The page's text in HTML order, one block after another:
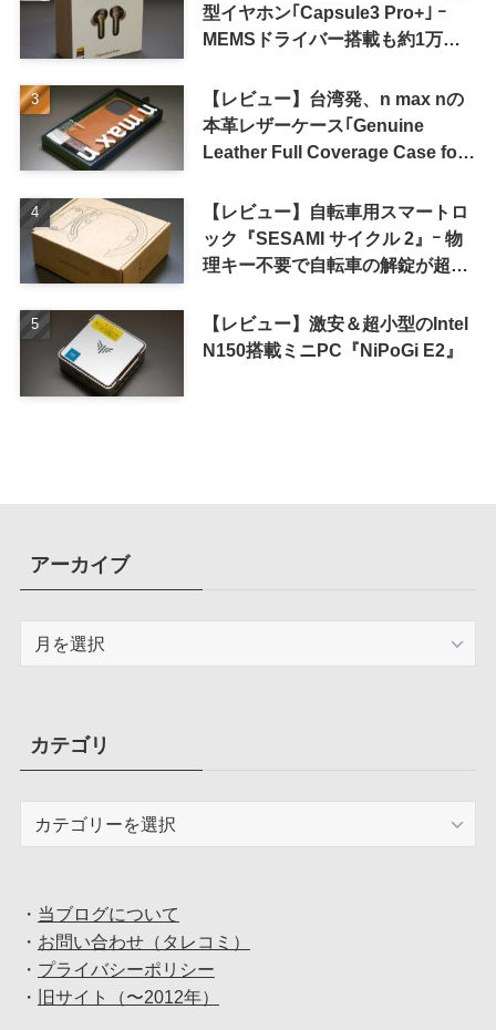
型イヤホン｢Capsule3 Pro+｣ ｰ
MEMSドライバー搭載も約1万円
【レビュー】台湾発、n max nの
本革レザーケース｢Genuine
Leather Full Coverage Case for
【レビュー】自転車用スマートロ
ック『SESAMI サイクル 2』ｰ 物
理キー不要で自転車の解錠が超簡
【レビュー】激安＆超小型のIntel
N150搭載ミニPC『NiPoGi E2』
アーカイブ
ブカテゴリ
・ 当ブログについて
・ お問い合わせ（タレコミ）
・ プライバシーポリシー
・
旧サイト（〜2012年）